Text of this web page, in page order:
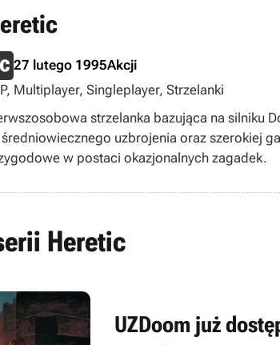
27 lutego 1995Akcji
Multiplayer, Singleplayer, Strzelanki
strzelanka bazująca na silniku
uzbrojenia oraz szerokiej
w postaci okazjonalnych zagadek.
Heretic
UZDoom już